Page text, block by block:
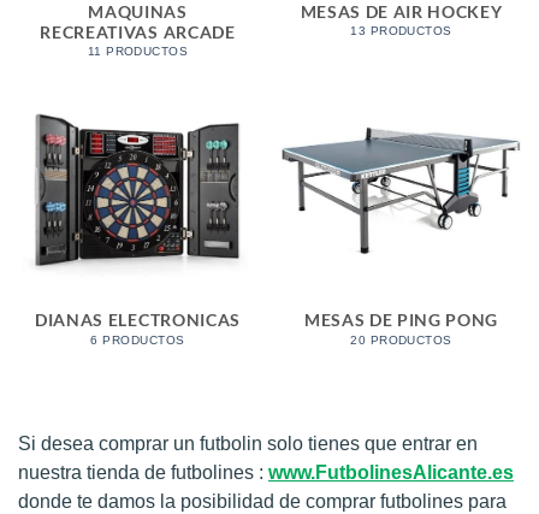
MAQUINAS
RECREATIVAS ARCADE
11 PRODUCTOS
MESAS DE AIR HOCKEY
13 PRODUCTOS
DIANAS ELECTRONICAS
6 PRODUCTOS
MESAS DE PING PONG
20 PRODUCTOS
Si desea comprar un futbolin solo tienes que entrar en
nuestra tienda de futbolines : www.FutbolinesAlicante.es
donde te damos la posibilidad de comprar futbolines para